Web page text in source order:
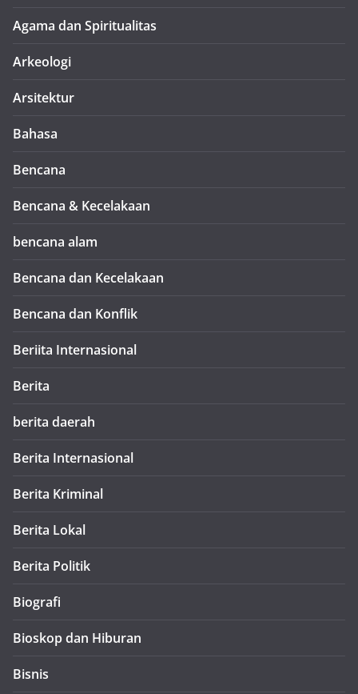
Agama dan Spiritualitas
Arkeologi
Arsitektur
Bahasa
Bencana
Bencana & Kecelakaan
bencana alam
Bencana dan Kecelakaan
Bencana dan Konflik
Beriita Internasional
Berita
berita daerah
Berita Internasional
Berita Kriminal
Berita Lokal
Berita Politik
Biografi
Bioskop dan Hiburan
Bisnis